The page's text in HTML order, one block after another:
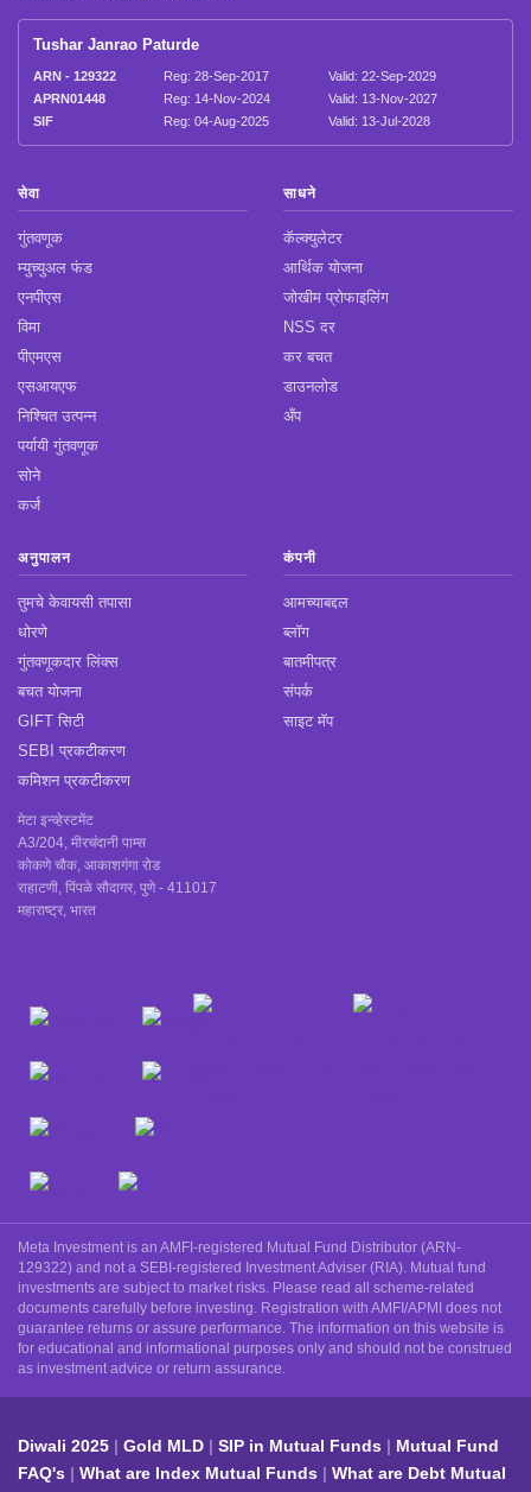
Tushar Janrao Paturde
ARN - 129322 Reg: 28-Sep-2017
Valid: 22-Sep-2029
APRN01448
Reg: 14-Nov-2024
Valid: 13-Nov-2027
SIF
Reg: 04-Aug-2025 Valid: 13-Jul-2028
सेवा
गुंतवणूक
म्युच्युअल फंड
एनपीएस
विमा
पीएमएस
एसआयएफ
निश्चित उत्पन्न
पर्यायी गुंतवणूक
सोने
कर्ज
साधने
कॅल्क्युलेटर
आर्थिक योजना
जोखीम प्रोफाइलिंग
NSS दर
कर बचत
डाउनलोड
अँप
अनुपालन
तुमचे केवायसी तपासा
धोरणे
गुंतवणूकदार लिंक्स
बचत योजना
GIFT सिटी
SEBI प्रकटीकरण
कमिशन प्रकटीकरण
मेटा इन्व्हेस्टमेंट
A3/204, मीरचंदानी पाम्स
कोकणे चौक, आकाशगंगा रोड
राहाटणी, पिंपळे सौदागर, पुणे - 411017
महाराष्ट्र, भारत
कंपनी
आमच्याबद्दल
ब्लॉग
बातमीपत्र
संपर्क
साइट मॅप
Meta Investment is an AMFI-registered Mutual Fund Distributor (ARN-
129322) and not a SEBI-registered Investment Adviser (RIA). Mutual fund
investments are subject to market risks. Please read all scheme-related
documents carefully before investing. Registration with AMFI/APMI does not
guarantee returns or assure performance. The information on this website is
for educational and informational purposes only and should not be construed
as investment advice or return assurance.
Diwali 2025 Gold MLD SIP in Mutual Funds
Mutual Fund
FAQ's
What are Index Mutual Funds
What are Debt Mutual